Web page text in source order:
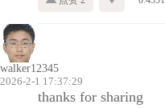
walker12345
2026-2-1 17:37:29
thanks for sharing